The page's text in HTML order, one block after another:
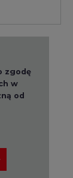
zgodę
w
od